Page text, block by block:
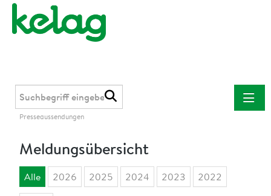
Presseaussendungen
Kelag
Kärnten Netz
Kelag Energie & Wärme
Presseaussendungen
Meldungsübersicht
Alle 2026 2025 2024 2023
2022